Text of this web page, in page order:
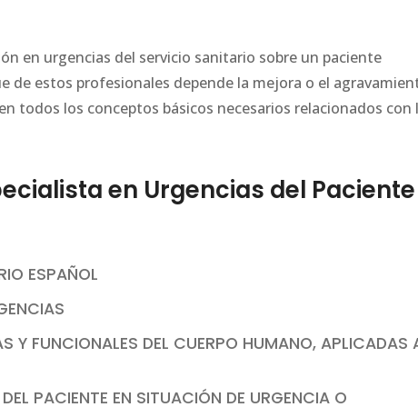
en urgencias del servicio sanitario sobre un paciente
de estos profesionales depende la mejora o el
todos los conceptos básicos necesarios relacionados con
en Urgencias del Paciente
ESPAÑOL
Y FUNCIONALES DEL CUERPO HUMANO, APLICADAS
PACIENTE EN SITUACIÓN DE URGENCIA O